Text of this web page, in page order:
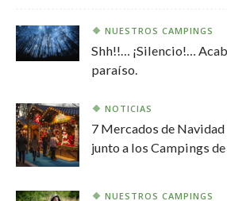
NUESTROS CAMPINGS
Shh!!… ¡Silencio!…
paraíso.
NOTICIAS
7 Mercados de
junto a los Campings
NUESTROS CAMPINGS